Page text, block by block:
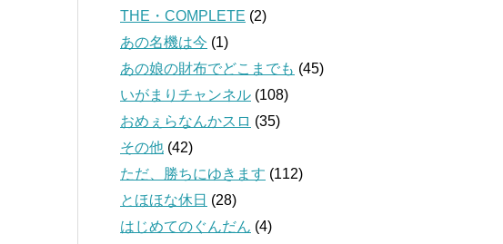
THE・COMPLETE (2)
あの名機は今 (1)
あの娘の財布でどこまでも (45)
いがまりチャンネル (108)
おめぇらなんかスロ (35)
その他 (42)
ただ、勝ちにゆきます (112)
とほほな休日 (28)
はじめてのぐんだん (4)